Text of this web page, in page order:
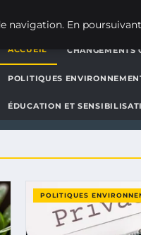
ACCUEIL CHANGEMENTS
POLITIQUES
ÉDUCATION ET
POLITIQUES
navigation. En